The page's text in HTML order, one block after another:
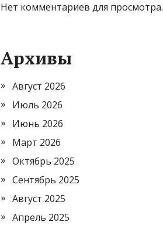
Нет комментариев для просмотра.
Архивы
Август 2026
Июль 2026
Июнь 2026
Март 2026
Октябрь 2025
Сентябрь 2025
Август 2025
Апрель 2025